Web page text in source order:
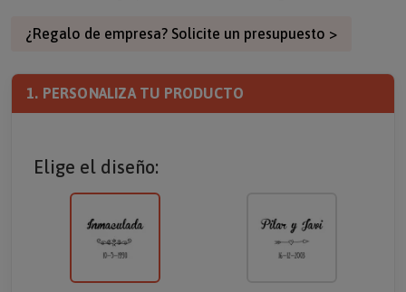
¿Regalo de empresa? Solicite un presupuesto >
1. PERSONALIZA TU PRODUCTO
Elige el diseño: